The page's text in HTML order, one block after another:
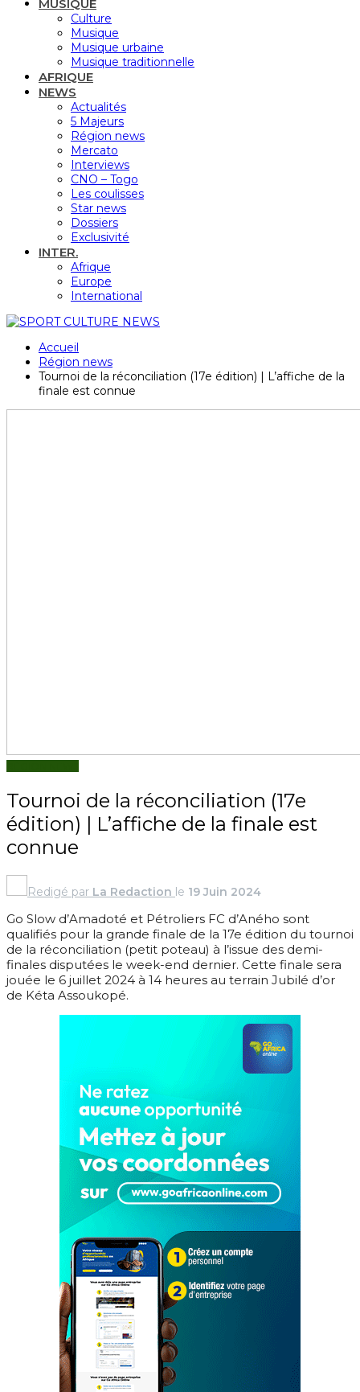
MUSIQUE
Culture
Musique
Musique urbaine
Musique traditionnelle
AFRIQUE
NEWS
Actualités
5 Majeurs
Région news
Mercato
Interviews
CNO – Togo
Les coulisses
Star news
Dossiers
Exclusivité
INTER.
Afrique
Europe
International
Accueil
Région news
Tournoi de la réconciliation (17e édition) | L’affiche de la
finale est connue
Tournoi de la réconciliation (17e
édition) | L’affiche de la finale est
connue
Redigé par La Redaction le 19 Juin 2024
Go Slow d’Amadoté et Pétroliers FC d’Aného sont
qualifiés pour la grande finale de la 17e édition du tournoi
de la réconciliation (petit poteau) à l’issue des demi-
finales disputées le week-end dernier. Cette finale sera
jouée le 6 juillet 2024 à 14 heures au terrain Jubilé d’or
de Kéta Assoukopé.